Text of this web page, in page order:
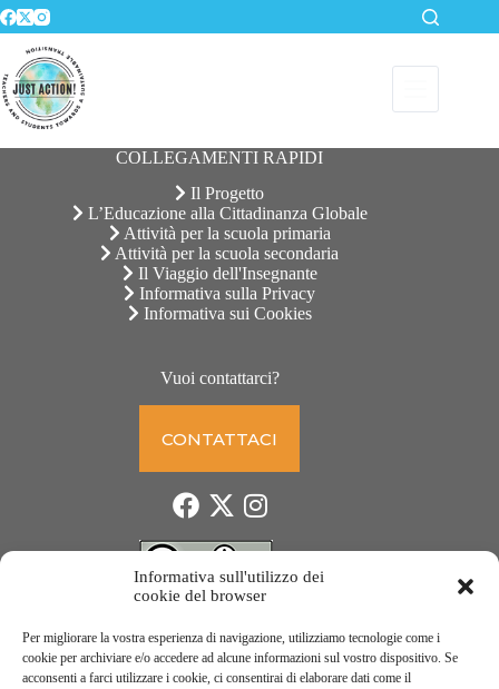
Informativa sull'utilizzo dei
cookie del browser
Per migliorare la vostra esperienza di navigazione, utilizziamo tecnologie come i
cookie per archiviare e/o accedere ad alcune informazioni sul vostro dispositivo. Se
acconsenti a farci utilizzare i cookie, ci consentirai di elaborare dati come il
Salta
al
contenuto
COLLEGAMENTI RAPIDI
Il Progetto
L’Educazione alla Cittadinanza Globale
Attività per la scuola primaria
Attività per la scuola secondaria
Il Viaggio dell'Insegnante
Informativa sulla Privacy
Informativa sui Cookies
Vuoi contattarci?
CONTATTACI
Il Progetto